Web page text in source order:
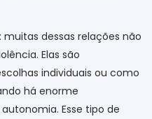
dessas relações não
Elas são
individuais ou como
há enorme
Esse tipo de